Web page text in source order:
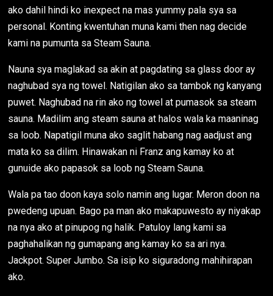
ako dahil hindi ko inexpect na mas yummy pala sya sa
personal. Konting kwentuhan muna kami then nag decide
kami na pumunta sa Steam Sauna.
Nauna sya maglakad sa akin at pagdating sa glass door ay
naghubad sya ng towel. Natigilan ako sa tambok ng kanyang
puwet. Naghubad na rin ako ng towel at pumasok sa steam
sauna. Madilim ang steam sauna at halos wala ka maaninag
sa loob. Napatigil muna ako saglit habang nag aadjust ang
mata ko sa dilim. Hinawakan ni Franz ang kamay ko at
gunuide ako papasok sa loob ng Steam Sauna.
Wala pa tao doon kaya solo namin ang lugar. Meron doon na
pwedeng upuan. Bago pa man ako makapuwesto ay niyakap
na nya ako at pinupog ng halik. Patuloy lang kami sa
paghahalikan ng gumapang ang kamay ko sa ari nya.
Jackpot. Super Jumbo. Sa isip ko siguradong mahihirapan
ako.